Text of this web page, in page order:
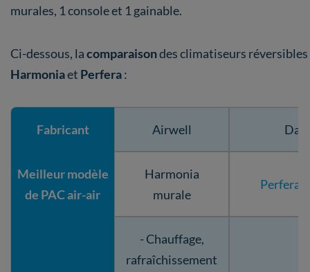
murales, 1 console et 1 gainable.
Ci-dessous, lacomparaisondes climatiseurs réversibles
Harmoniaet Perfera:
Fabricant Airwell
Meilleur modèle
de PAC air-air
Harmonia
murale
Perfera
- Chauffage,
rafraîchissement